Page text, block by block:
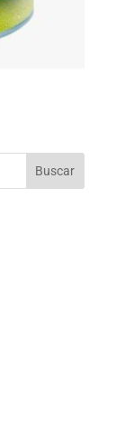
Buscar